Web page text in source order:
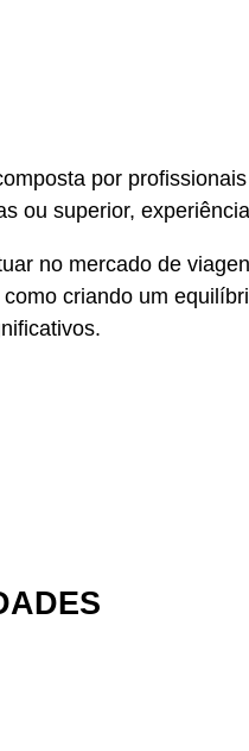
por
ou superior,
no mercado de
criando um